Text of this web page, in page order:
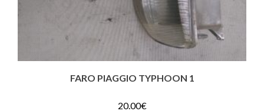
FARO PIAGGIO TYPHOON 1
20.00€